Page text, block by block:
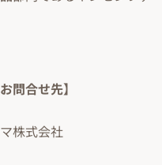
問合せ先】
株式会社